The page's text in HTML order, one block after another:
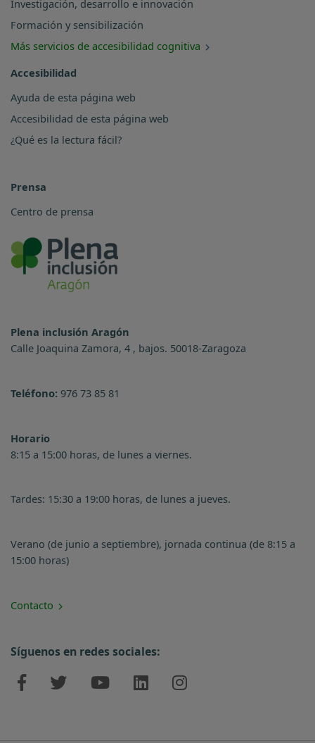
Investigación, desarrollo e innovación
Formación y sensibilización
Más servicios de accesibilidad cognitiva
Accesibilidad
Ayuda de esta página web
Accesibilidad de esta página web
¿Qué es la lectura fácil?
Prensa
Centro de prensa
Plena inclusión Aragón
Calle Joaquina Zamora, 4 , bajos. 50018-Zaragoza
Teléfono: 976 73 85 81
Horario
8:15 a 15:00 horas, de lunes a viernes.
Tardes: 15:30 a 19:00 horas, de lunes a jueves.
Verano (de junio a septiembre), jornada continua (de 8:15 a
15:00 horas)
Contacto
Síguenos en redes sociales: